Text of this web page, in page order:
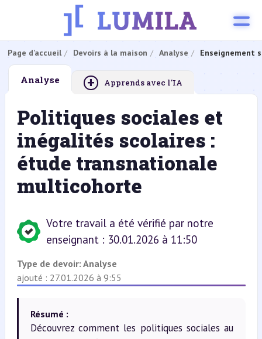
Page d’accueil Devoirs à la maison Analyse Enseignement
Analyse + Apprends avec l'IA
Politiques sociales et
inégalités scolaires :
étude transnationale
multicohorte
Votre travail a été vérifié par notre
enseignant : 30.01.2026 à 11:50
Type de devoir: Analyse
ajouté : 27.01.2026 à 9:55
Résumé :
Découvrez comment les politiques sociales au